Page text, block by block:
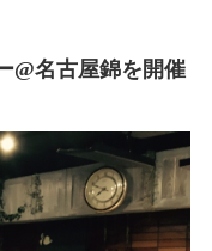
@名古屋錦を開催